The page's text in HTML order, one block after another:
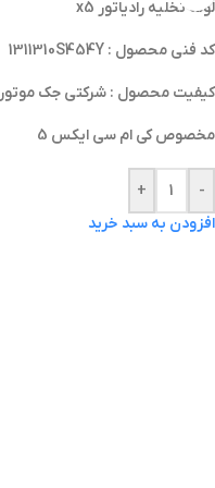
لوله تخليه رادياتور x5
کد فنی محصول : 1311310S454Y
کیفیت محصول : شرکتی جک موتور
مخصوص کی ام سی ایکس 5
-
+
افزودن به سبد خرید